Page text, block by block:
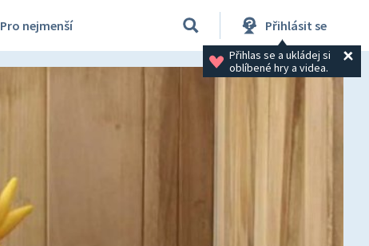
Pro nejmenší Přihlásit se
Přihlas se a ukládej si
oblíbené hry a videa.